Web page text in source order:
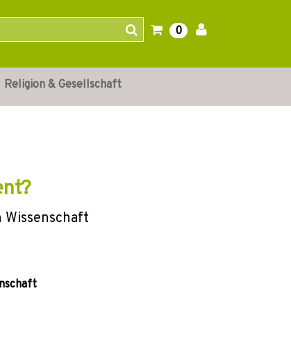
0
Religion & Gesellschaft